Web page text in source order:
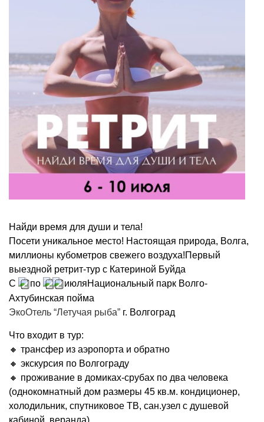
Найди время для души и тела!
Посети уникальное место! Настоящая природа, Волга,
миллионы кубометров свежего воздуха!Первый
выездной ретрит-тур с Катериной Буйда
С
по
июляНациональный парк Волго-
Ахтубинская пойма
ЭкоОтель “Летучая рыба” г. Волгоград
Что входит в тур:
🔸 трансфер из аэропорта и обратно
🔸 экскурсия по Волгограду
🔸 проживание в домиках-срубах по два человека
(однокомнатный дом размеры 45 кв.м. кондиционер,
холодильник, спутниковое ТВ, сан.узел с душевой
кабиной, веранда)